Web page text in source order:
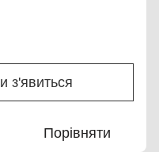
з'явиться
Порівняти